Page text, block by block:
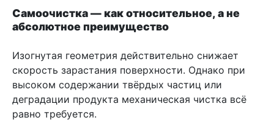
Самоочистка — как относительное, а не
абсолютное преимущество
Изогнутая геометрия действительно снижает
скорость зарастания поверхности. Однако при
высоком содержании твёрдых частиц или
деградации продукта механическая чистка всё
равно требуется.